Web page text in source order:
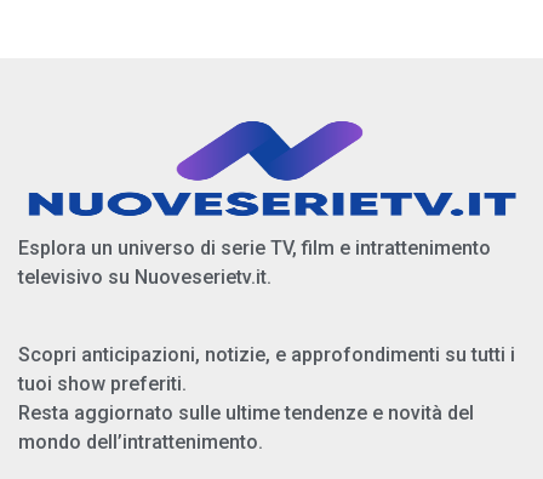
Esplora un universo di serie TV, film e intrattenimento
televisivo su Nuoveserietv.it.
Scopri anticipazioni, notizie, e approfondimenti su tutti i
tuoi show preferiti.
Resta aggiornato sulle ultime tendenze e novità del
mondo dell’intrattenimento.